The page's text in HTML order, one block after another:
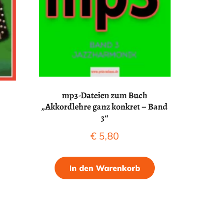
mp3-Dateien zum Buch
„Akkordlehre ganz konkret – Band
3“
€5,80
In den Warenkorb